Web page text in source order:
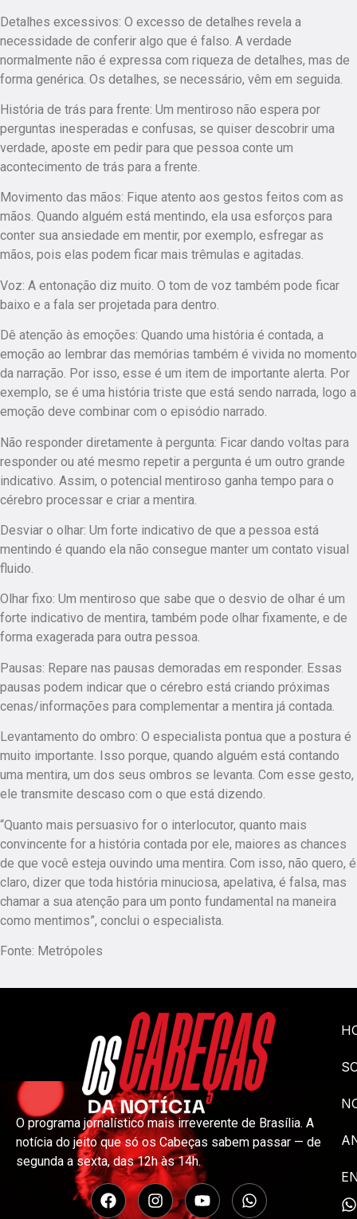
Detalhes excessivos: O excesso de detalhes revela a
necessidade de conferir algo que é falso. A verdade
normalmente não é expressa com riqueza de detalhes, mas de
forma genérica. Os detalhes, se necessário, vêm em seguida.
História de trás para frente: Um mentiroso não espera por
perguntas inesperadas e confusas, se quiser descobrir uma
verdade, aposte em pedir para que pessoa conte um
acontecimento de trás para a frente.
Movimento das mãos: Fique atento aos gestos feitos com as
mãos. Quando alguém está mentindo, ela usa esforços para
conter sua ansiedade em mentir, por exemplo, esfregar as
mãos, pois elas podem ficar mais trêmulas e agitadas.
Voz: A entonação diz muito. O tom de voz também pode ficar
baixo e a fala ser projetada para dentro.
Dê atenção às emoções: Quando uma história é contada, a
emoção ao lembrar das memórias também é vivida no momento
da narração. Por isso, esse é um item de importante alerta. Por
exemplo, se é uma história triste que está sendo narrada, logo a
emoção deve combinar com o episódio narrado.
Não responder diretamente à pergunta: Ficar dando voltas para
responder ou até mesmo repetir a pergunta é um outro grande
indicativo. Assim, o potencial mentiroso ganha tempo para o
cérebro processar e criar a mentira.
Desviar o olhar: Um forte indicativo de que a pessoa está
mentindo é quando ela não consegue manter um contato visual
fluido.
Olhar fixo: Um mentiroso que sabe que o desvio de olhar é um
forte indicativo de mentira, também pode olhar fixamente, e de
forma exagerada para outra pessoa.
Pausas: Repare nas pausas demoradas em responder. Essas
pausas podem indicar que o cérebro está criando próximas
cenas/informações para complementar a mentira já contada.
Levantamento do ombro: O especialista pontua que a postura é
muito importante. Isso porque, quando alguém está contando
uma mentira, um dos seus ombros se levanta. Com esse gesto,
ele transmite descaso com o que está dizendo.
“Quanto mais persuasivo for o interlocutor, quanto mais
convincente for a história contada por ele, maiores as chances
de que você esteja ouvindo uma mentira. Com isso, não quero, é
claro, dizer que toda história minuciosa, apelativa, é falsa, mas
chamar a sua atenção para um ponto fundamental na maneira
como mentimos”, conclui o especialista.
Fonte: Metrópoles
O programa jornalístico mais irreverente de Brasília. A
notícia do jeito que só os Cabeças sabem passar — de
segunda a sexta, das 12h às 14h.